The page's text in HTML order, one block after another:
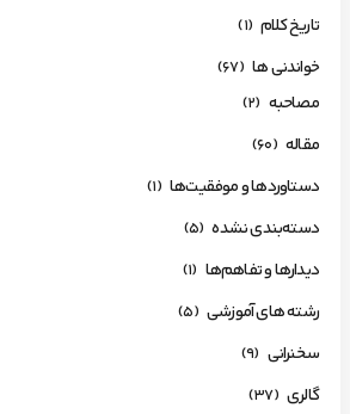
تاریخ کلام (1)
خواندنی ها (67)
مصاحبه (2)
مقاله (60)
دستاوردها و موفقیت‌ها (1)
دسته‌بندی نشده (5)
دیدارها و تفاهم‌ها (1)
رشته های آموزشی (5)
سخنرانی (9)
گالری (37)